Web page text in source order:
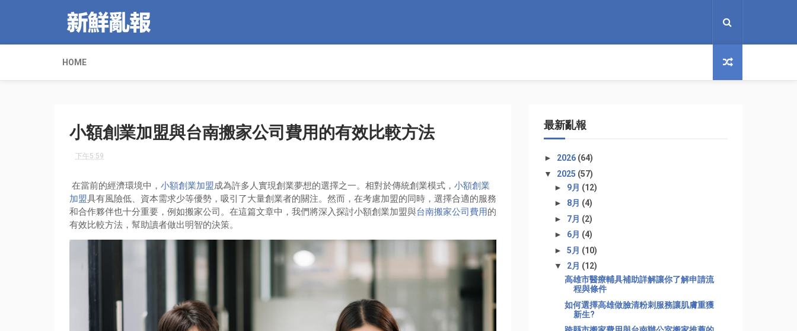
HOME
小額創業加盟與台南搬家公司費用的有效比較方法
下午5:59
在當前的經濟環境中， 小額創業加盟成為許多人實現創業夢想的選擇之一。相對於傳統創業模式， 小額創業
加盟具有風險低、資本需求少等優勢，吸引了大量創業者的關注。然而，在考慮加盟的同時，選擇合適的服務
和合作夥伴也十分重要，例如搬家公司。在這篇文章中，我們將深入探討小額創業加盟與台南搬家公司費用的
有效比較方法，幫助讀者做出明智的決策。
最新亂報
► 2026 (64)
▼ 2025 (57)
► 9月 (12)
► 8月 (4)
► 7月 (2)
► 6月 (4)
► 5月 (10)
▼ 2月 (12)
高雄市醫療輔具補助詳解讓你了解申請流
程與條件
如何選擇高雄做臉清粉刺服務讓肌膚重獲
新生?